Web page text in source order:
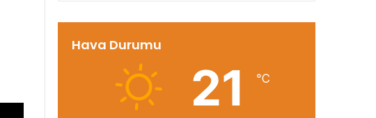
Hava Durumu
21 ℃